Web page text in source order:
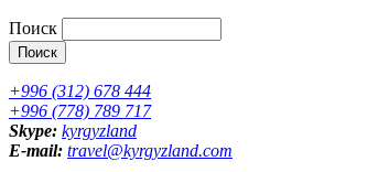
Поиск
+996 (312) 678 444
+996 (778) 789 717
Skype: kyrgyzland
E-mail: travel@kyrgyzland.com